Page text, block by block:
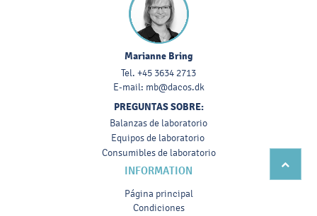
Marianne Bring
Tel. +45 3634 2713
E-mail: mb@dacos.dk
PREGUNTAS SOBRE:
Balanzas de laboratorio
Equipos de laboratorio
Consumibles de laboratorio
INFORMATION
Página principal
Condiciones